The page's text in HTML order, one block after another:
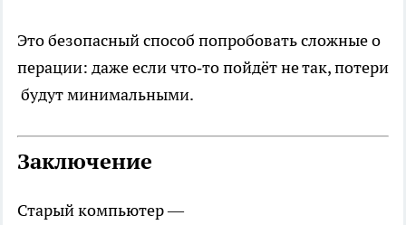
Это безопасный способ попробовать сложные о
перации: даже если что‑то пойдёт не так, потери
будут минимальными.
Заключение
Старый компьютер —